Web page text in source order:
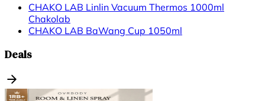
CHAKO LAB Linlin Vacuum Thermos 1000ml
Chakolab
CHAKO LAB BaWang Cup 1050ml
Deals